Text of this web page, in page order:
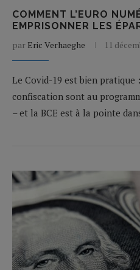
COMMENT L’EURO
EMPRISONNER LES
par Eric Verhaeghe 11
Le Covid-19 est bien
confiscation sont au
– et la BCE est à la pointe